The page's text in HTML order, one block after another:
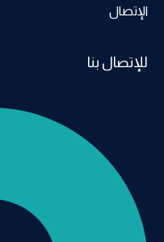
الإتصال
للإتصال بنا